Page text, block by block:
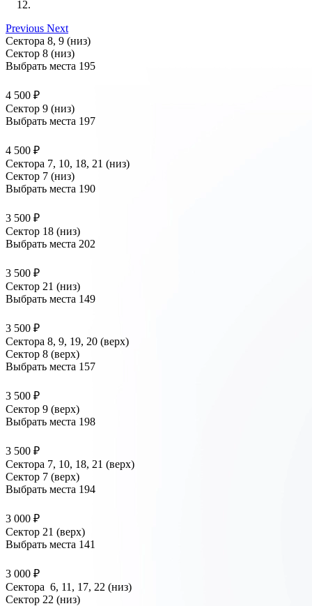
Previous Next
Сектора 8, 9 (низ)
Сектор 8 (низ)
Выбрать места 195
4 500 ₽
Сектор 9 (низ)
Выбрать места 197
4 500 ₽
Сектора 7, 10, 18, 21 (низ)
Сектор 7 (низ)
Выбрать места 190
3 500 ₽
Сектор 18 (низ)
Выбрать места 202
3 500 ₽
Сектор 21 (низ)
Выбрать места 149
3 500 ₽
Сектора 8, 9, 19, 20 (верх)
Сектор 8 (верх)
Выбрать места 157
3 500 ₽
Сектор 9 (верх)
Выбрать места 198
3 500 ₽
Сектора 7, 10, 18, 21 (верх)
Сектор 7 (верх)
Выбрать места 194
3 000 ₽
Сектор 21 (верх)
Выбрать места 141
3 000 ₽
Сектора 6, 11, 17, 22 (низ)
Сектор 22 (низ)